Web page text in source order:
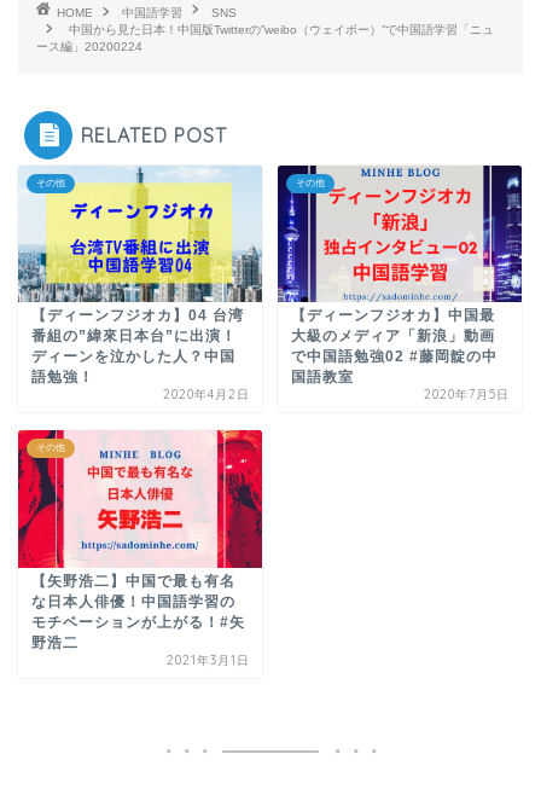
HOME 中国語学習
SNS
中国から見た日本！中国版Twitterの”weibo（ウェイボー）”で中国語学習「ニュ
ース編」20200224
RELATED POST
その他
【ディーンフジオカ】04 台湾
番組の”緯來日本台”に出演！
ディーンを泣かした人？中国
語勉強！
2020年4月2日
その他
【ディーンフジオカ】中国最
大級のメディア「新浪」動画
で中国語勉強02 #藤岡靛の中
国語教室
2020年7月5日
その他
【矢野浩二】中国で最も有名
な日本人俳優！中国語学習の
モチベーションが上がる！#矢
野浩二
2021年3月1日